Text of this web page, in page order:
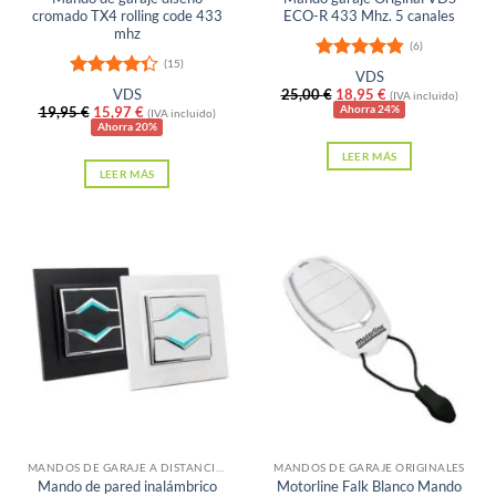
cromado TX4 rolling code 433
mhz
Valorado
con4.33
de 5
(15)
VDS
19,95€ El
precio
era:
19,95 €.
15,97€El
precio
es:
15,97 €.
(IVA incluido)
Ahorra 20%
LEER MÁS
ECO-R 433 Mhz. 5 canales
Valorado
con4.83
de 5
(6)
VDS
25,00€ El
precio
era:
25,00 €.
18,95 €El
precio
es:
18,95 €.
(IVA incluido)
Ahorra 24%
LEER MÁS
Mando de pared inalámbrico
MANDOS DE GARAJE ORIGINALES
Motorline Falk Blanco Mando